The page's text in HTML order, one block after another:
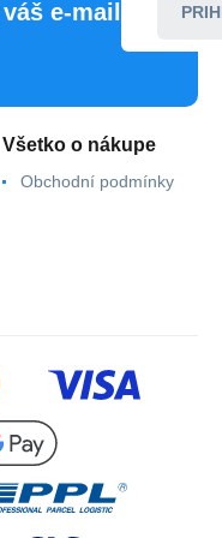
e-mail
Všetko o nákupe
Obchodní podmínky